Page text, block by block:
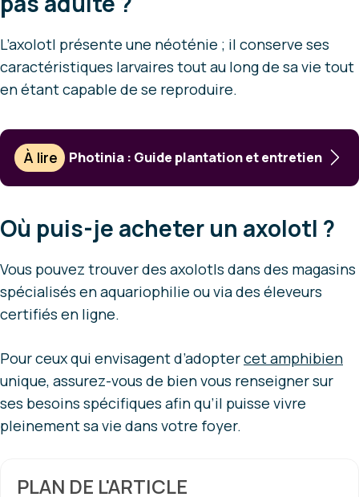
L’axolotl présente une néoténie ; il conserve ses
caractéristiques larvaires tout au long de sa vie tout
en étant capable de se reproduire.
À lire Photinia : Guide plantation et entretien
Où puis-je acheter un axolotl ?
Vous pouvez trouver des axolotls dans des magasins
spécialisés en aquariophilie ou via des éleveurs
certifiés en ligne.
Pour ceux qui envisagent d’adoptercet amphibien
unique, assurez-vous de bien vous renseigner sur
ses besoins spécifiques afin qu’il puisse vivre
pleinement sa vie dans votre foyer.
PLAN DE L'ARTICLE